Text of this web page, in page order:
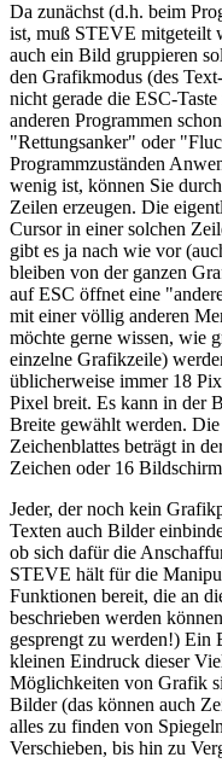
Da zunächst (d.h. beim
ist, muß STEVE mitgeteilt
auch ein Bild gruppieren
den Grafikmodus (des
nicht gerade die ESC-
anderen Programmen
"Rettungsanker" oder
Programmzuständen
wenig ist, können Sie
Zeilen erzeugen. Die
Cursor in einer solchen
gibt es ja nach wie vor
bleiben von der ganzen
auf ESC öffnet eine
mit einer völlig anderen
möchte gerne wissen, wie
einzelne Grafikzeile)
üblicherweise immer 18
Pixel breit. Es kann in der
Breite gewählt werden.
Zeichenblattes beträgt in
Zeichen oder 16
Jeder, der noch kein
Texten auch Bilder
ob sich dafür die
STEVE hält für die
Funktionen bereit, die an
beschrieben werden
gesprengt zu werden!)
kleinen Eindruck dieser
Möglichkeiten von Grafik
Bilder (das können auch
alles zu finden von
Verschieben, bis hin zu